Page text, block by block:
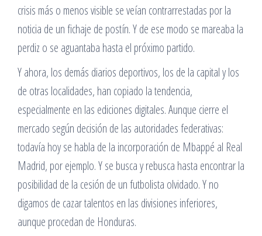
crisis más o menos visible se veían contrarrestadas por la
noticia de un fichaje de postín. Y de ese modo se mareaba la
perdiz o se aguantaba hasta el próximo partido.
Y ahora, los demás diarios deportivos, los de la capital y los
de otras localidades, han copiado la tendencia,
especialmente en las ediciones digitales. Aunque cierre el
mercado según decisión de las autoridades federativas:
todavía hoy se habla de la incorporación de Mbappé al Real
Madrid, por ejemplo. Y se busca y rebusca hasta encontrar la
posibilidad de la cesión de un futbolista olvidado. Y no
digamos de cazar talentos en las divisiones inferiores,
aunque procedan de Honduras.